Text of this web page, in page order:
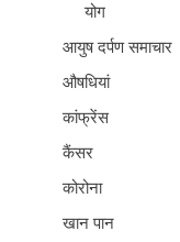
योग
आयुष दर्पण समाचार
औषधियां
कांफ्रेंस
कैंसर
कोरोना
खान पान